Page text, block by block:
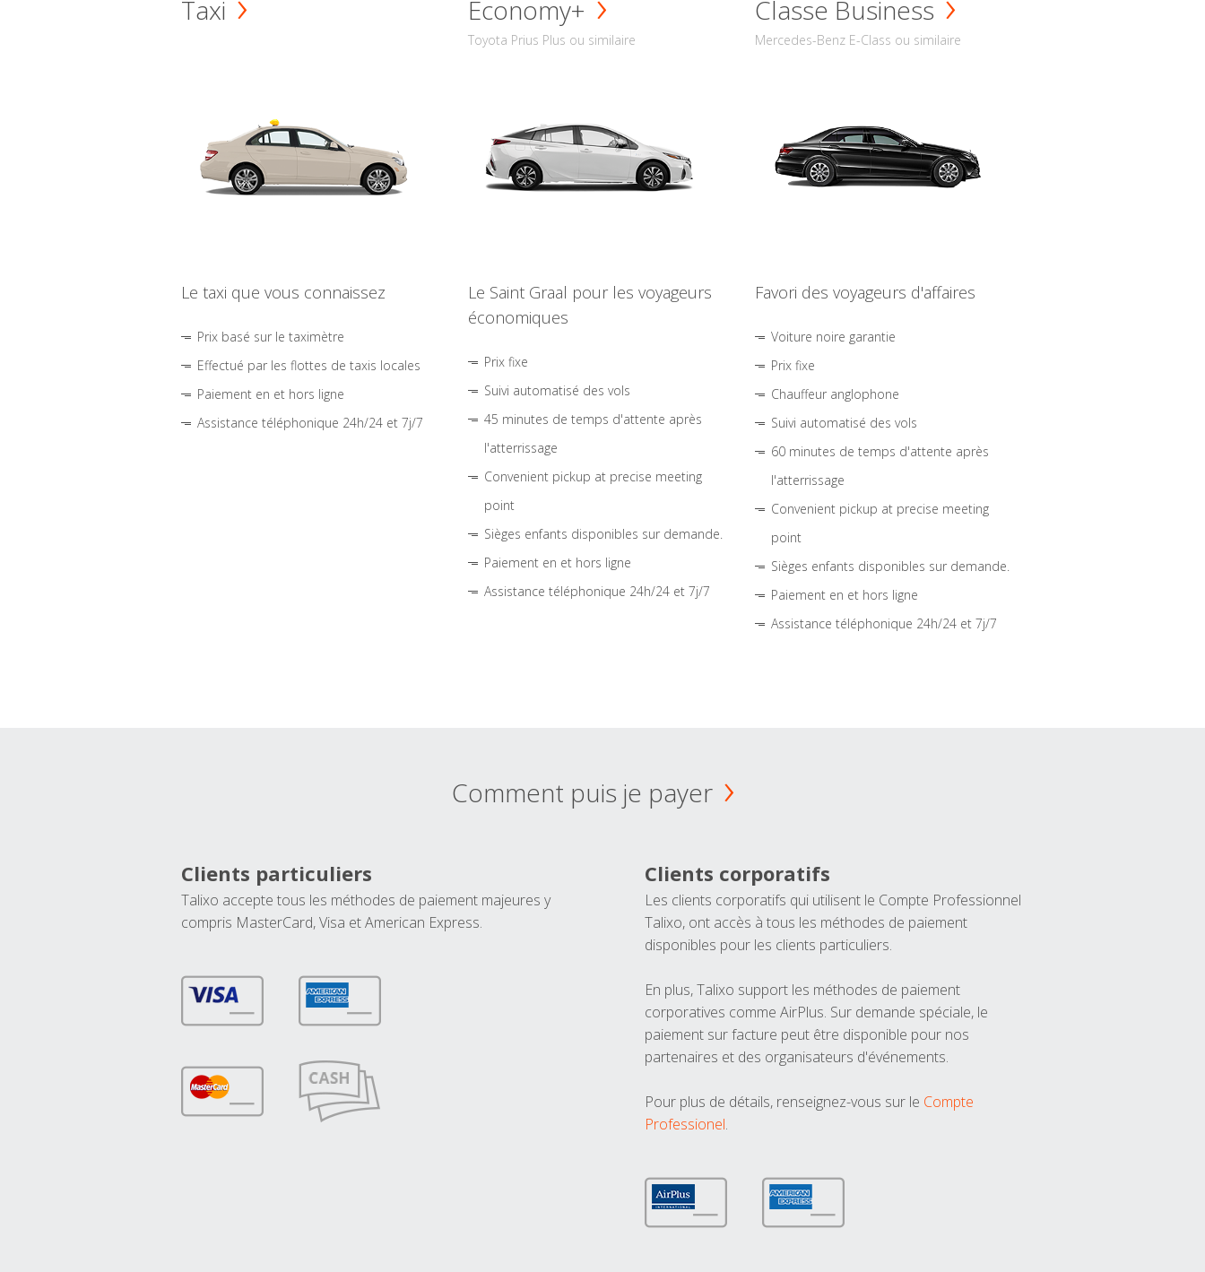
Taxi
Le taxi que vous connaissez
Prix basé sur le taximètre
Effectué par les flottes de taxis locales
Paiement en et hors ligne
Assistance téléphonique 24h/24 et 7j/7
Economy+
Toyota Prius Plus ou similaire
Le Saint Graal pour les voyageurs
économiques
Prix fixe
Suivi automatisé des vols
45 minutes de temps d'attente après
l'atterrissage
Convenient pickup at precise meeting
point
Sièges enfants disponibles sur demande.
Paiement en et hors ligne
Assistance téléphonique 24h/24 et 7j/7
Classe Business
Mercedes-Benz E-Class ou similaire
Favori des voyageurs d'affaires
Voiture noire garantie
Prix fixe
Chauffeur anglophone
Suivi automatisé des vols
60 minutes de temps d'attente après
l'atterrissage
Convenient pickup at precise meeting
point
Sièges enfants disponibles sur demande.
Paiement en et hors ligne
Assistance téléphonique 24h/24 et 7j/7
Comment puis je payer
Clients particuliers
Talixo accepte tous les méthodes de paiement majeures y
compris MasterCard, Visa et American Express.
Clients corporatifs
Les clients corporatifs qui utilisent le Compte Professionnel
Talixo, ont accès à tous les méthodes de paiement
disponibles pour les clients particuliers.
En plus, Talixo support les méthodes de paiement
corporatives comme AirPlus. Sur demande spéciale, le
paiement sur facture peut être disponible pour nos
partenaires et des organisateurs d'événements.
Pour plus de détails, renseignez-vous sur le Compte
Professionel.